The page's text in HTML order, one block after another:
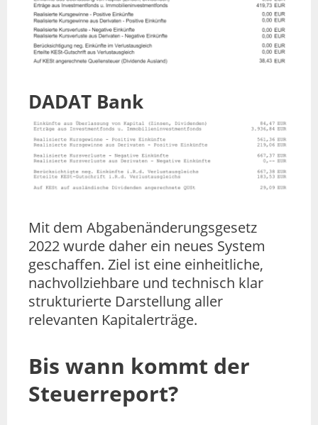
DADAT Bank
Mit dem Abgabenänderungsgesetz
2022 wurde daher ein neues System
geschaffen. Ziel ist eine einheitliche,
nachvollziehbare und technisch klar
strukturierte Darstellung aller
relevanten Kapitalerträge.
Bis wann kommt der
Steuerreport?